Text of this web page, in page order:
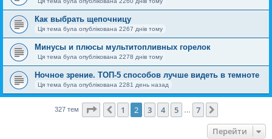
Как выбрать щепочницу
Ця тема була опублікована 2267 днів тому
Минусы и плюсы мультитопливных горелок
Ця тема була опублікована 2278 днів тому
Ночное зрение. ТОП-5 способов лучше видеть в темноте
Ця тема була опублікована 2281 день назад
327 тем Сторінка 2з 7
Поперед.
1 2 3 4 5 7
Перейти